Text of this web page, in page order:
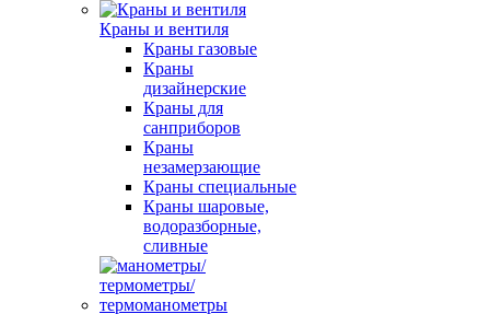
Краны и вентиля
Краны газовые
Краны
дизайнерские
Краны для
санприборов
Краны
незамерзающие
Краны специальные
Краны шаровые,
водоразборные,
сливные